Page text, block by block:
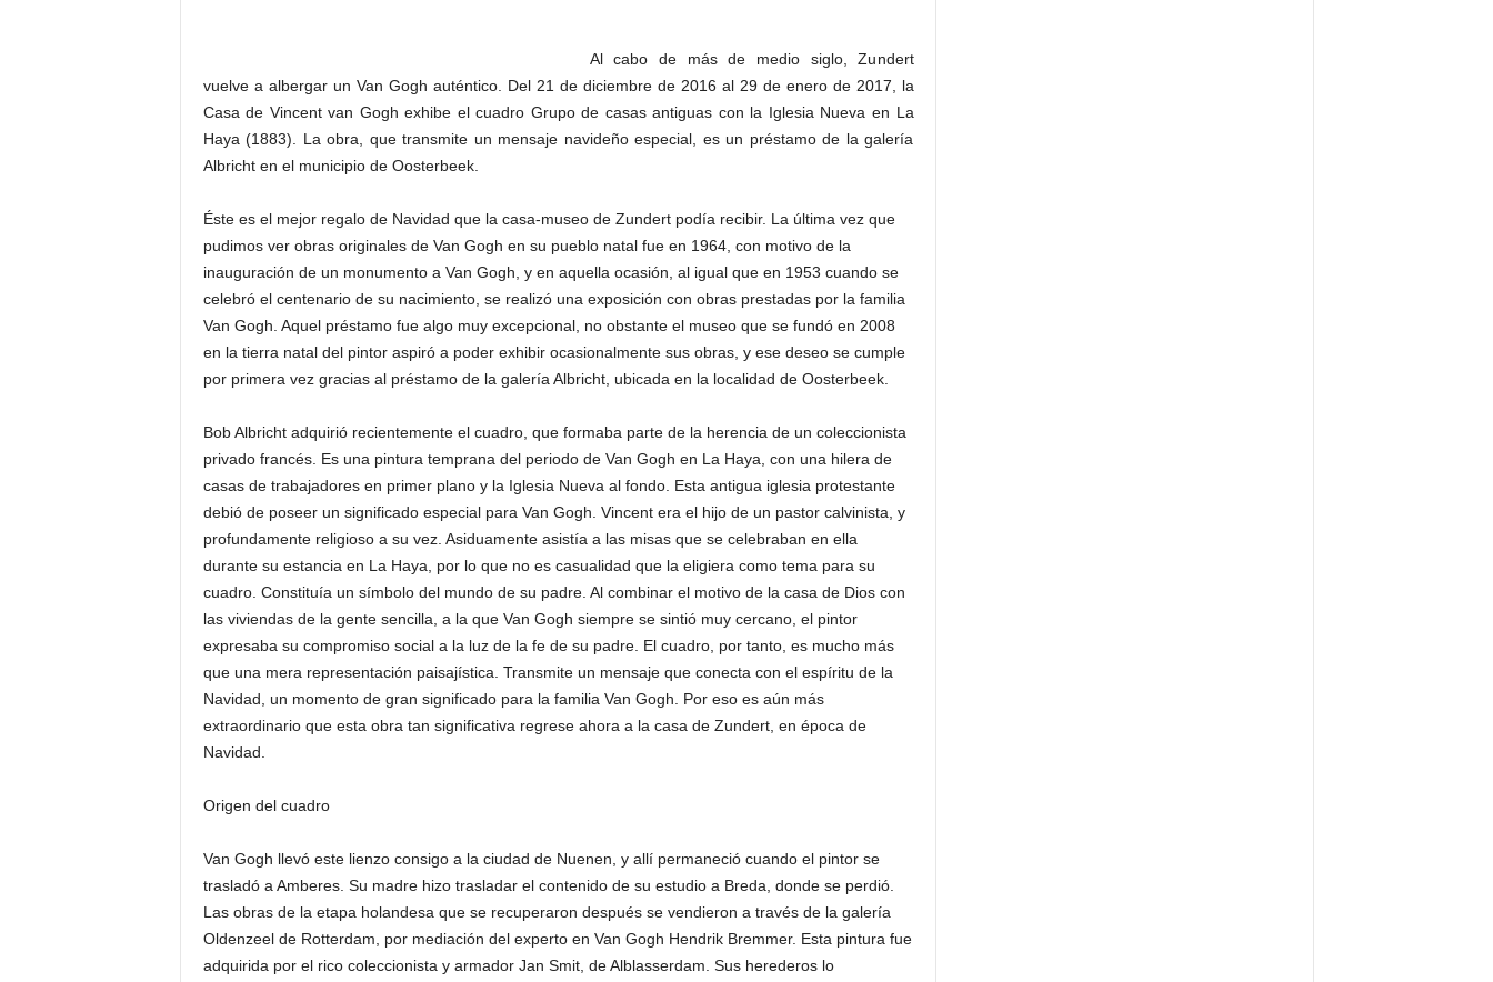
Al cabo de más de medio siglo, Zundert
vuelve a albergar un Van Gogh auténtico. Del 21 de diciembre de 2016 al 29 de enero de 2017, la
Casa de Vincent van Gogh exhibe el cuadro Grupo de casas antiguas con la Iglesia Nueva en La
Haya (1883). La obra, que transmite un mensaje navideño especial, es un préstamo de la galería
Albricht en el municipio de Oosterbeek.
Éste es el mejor regalo de Navidad que la casa-museo de Zundert podía recibir. La última vez que
pudimos ver obras originales de Van Gogh en su pueblo natal fue en 1964, con motivo de la
inauguración de un monumento a Van Gogh, y en aquella ocasión, al igual que en 1953 cuando se
celebró el centenario de su nacimiento, se realizó una exposición con obras prestadas por la familia
Van Gogh. Aquel préstamo fue algo muy excepcional, no obstante el museo que se fundó en 2008
en la tierra natal del pintor aspiró a poder exhibir ocasionalmente sus obras, y ese deseo se cumple
por primera vez gracias al préstamo de la galería Albricht, ubicada en la localidad de Oosterbeek.
Bob Albricht adquirió recientemente el cuadro, que formaba parte de la herencia de un coleccionista
privado francés. Es una pintura temprana del periodo de Van Gogh en La Haya, con una hilera de
casas de trabajadores en primer plano y la Iglesia Nueva al fondo. Esta antigua iglesia protestante
debió de poseer un significado especial para Van Gogh. Vincent era el hijo de un pastor calvinista, y
profundamente religioso a su vez. Asiduamente asistía a las misas que se celebraban en ella
durante su estancia en La Haya, por lo que no es casualidad que la eligiera como tema para su
cuadro. Constituía un símbolo del mundo de su padre. Al combinar el motivo de la casa de Dios con
las viviendas de la gente sencilla, a la que Van Gogh siempre se sintió muy cercano, el pintor
expresaba su compromiso social a la luz de la fe de su padre. El cuadro, por tanto, es mucho más
que una mera representación paisajística. Transmite un mensaje que conecta con el espíritu de la
Navidad, un momento de gran significado para la familia Van Gogh. Por eso es aún más
extraordinario que esta obra tan significativa regrese ahora a la casa de Zundert, en época de
Navidad.
Origen del cuadro
Van Gogh llevó este lienzo consigo a la ciudad de Nuenen, y allí permaneció cuando el pintor se
trasladó a Amberes. Su madre hizo trasladar el contenido de su estudio a Breda, donde se perdió.
Las obras de la etapa holandesa que se recuperaron después se vendieron a través de la galería
Oldenzeel de Rotterdam, por mediación del experto en Van Gogh Hendrik Bremmer. Esta pintura fue
adquirida por el rico coleccionista y armador Jan Smit, de Alblasserdam. Sus herederos lo